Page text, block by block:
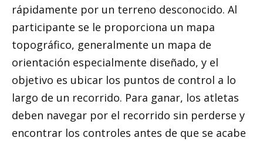
rápidamente por un terreno desconocido. Al
participante se le proporciona un mapa
topográfico, generalmente un mapa de
orientación especialmente diseñado, y el
objetivo es ubicar los puntos de control a lo
largo de un recorrido. Para ganar, los atletas
deben navegar por el recorrido sin perderse y
encontrar los controles antes de que se acabe